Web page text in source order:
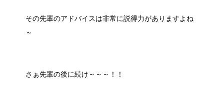
その先輩のアドバイスは非常に説得力がありますよね
～
さぁ先輩の後に続け～～～！！